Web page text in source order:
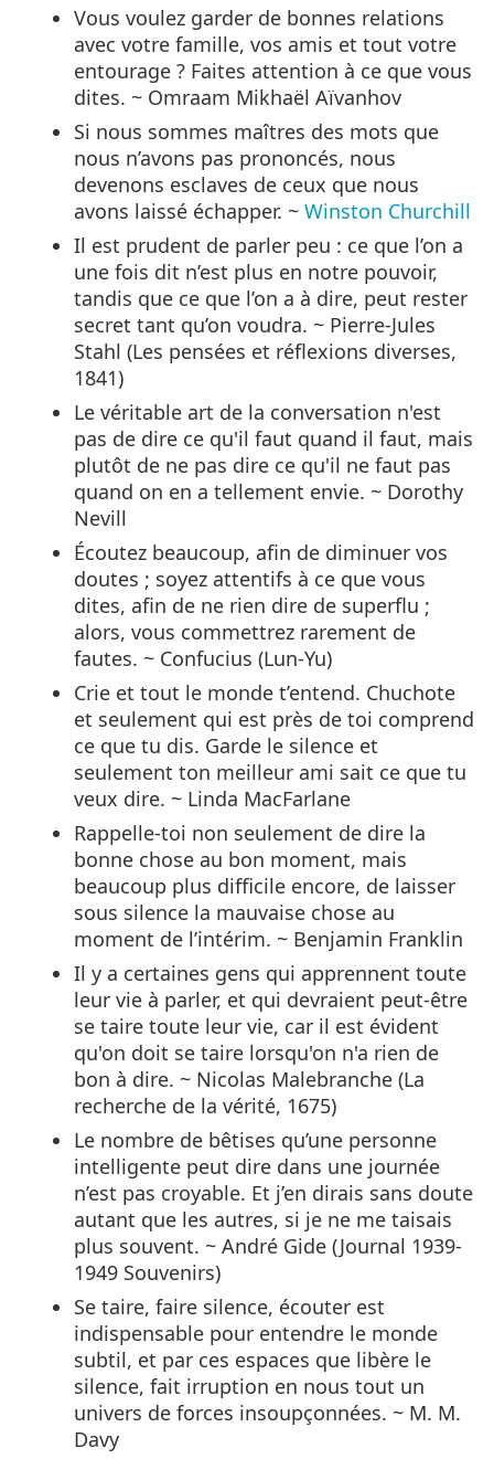
Vous voulez garder de bonnes relations
avec votre famille, vos amis et tout votre
entourage ? Faites attention à ce que vous
dites. ~ Omraam Mikhaël Aïvanhov
Si nous sommes maîtres des mots que
nous n’avons pas prononcés, nous
devenons esclaves de ceux que nous
avons laissé échapper. ~Winston Churchill
Il est prudent de parler peu : ce que l’on a
une fois dit n’est plus en notre pouvoir,
tandis que ce que l’on a à dire, peut rester
secret tant qu’on voudra. ~ Pierre-Jules
Stahl (Les pensées et réflexions diverses,
1841)
Le véritable art de la conversation n'est
pas de dire ce qu'il faut quand il faut, mais
plutôt de ne pas dire ce qu'il ne faut pas
quand on en a tellement envie. ~ Dorothy
Nevill
Écoutez beaucoup, afin de diminuer vos
doutes ; soyez attentifs à ce que vous
dites, afin de ne rien dire de superflu ;
alors, vous commettrez rarement de
fautes. ~ Confucius (Lun-Yu)
Crie et tout le monde t’entend. Chuchote
et seulement qui est près de toi comprend
ce que tu dis. Garde le silence et
seulement ton meilleur ami sait ce que tu
veux dire. ~ Linda MacFarlane
Rappelle-toi non seulement de dire la
bonne chose au bon moment, mais
beaucoup plus difficile encore, de laisser
sous silence la mauvaise chose au
moment de l’intérim. ~ Benjamin Franklin
Il y a certaines gens qui apprennent toute
leur vie à parler, et qui devraient peut-être
se taire toute leur vie, car il est évident
qu'on doit se taire lorsqu'on n'a rien de
bon à dire. ~ Nicolas Malebranche (La
recherche de la vérité, 1675)
Le nombre de bêtises qu’une personne
intelligente peut dire dans une journée
n’est pas croyable. Et j’en dirais sans doute
autant que les autres, si je ne me taisais
plus souvent. ~ André Gide (Journal 1939-
1949 Souvenirs)
Se taire, faire silence, écouter est
indispensable pour entendre le monde
subtil, et par ces espaces que libère le
silence, fait irruption en nous tout un
univers de forces insoupçonnées. ~ M. M.
Davy